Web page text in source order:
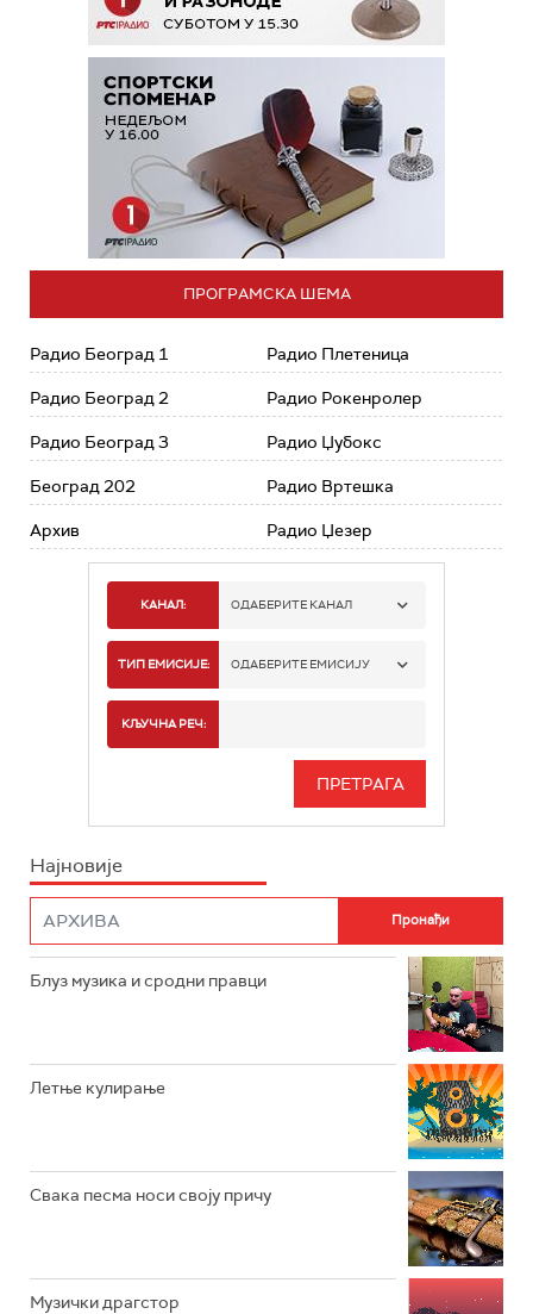
ПРОГРАМСКА ШЕМА
Радио Београд 1
Радио Београд 2
Радио Београд 3
Београд 202
Архив
Радио Плетеница
Радио Рокенролер
Радио Џубокс
Радио Вртешка
Радио Џезер
КАНАЛ: ОДАБЕРИТЕ КАНАЛ
РАДИО БЕОГРАД 1
РАДИО БЕОГРАД 3
РАДИО РОКЕНРОЛЕР
РАДИО ЏЕЗЕР
ТИП ЕМИСИЈЕ: ОДАБЕРИТЕ ЕМИСИЈУ
ИНФО
КЉУЧНА РЕЧ:
Најновије
Блуз музика и сродни правци
Летње кулирање
Свака песма носи своју причу
Музички драгстор